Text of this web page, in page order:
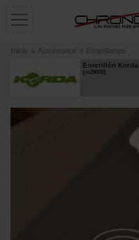
Inicio » Accesorios » Emerillones
Emerillón
m29800]